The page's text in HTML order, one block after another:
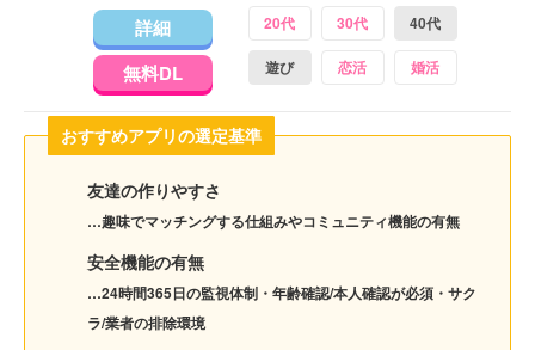
詳細
無料DL
20代 30代 40代
遊び 恋活 婚活
おすすめアプリの選定基準
友達の作りやすさ
…趣味でマッチングする仕組みやコミュニティ機能の有無
安全機能の有無
…24時間365日の監視体制・年齢確認/本人確認が必須・サク
ラ/業者の排除環境